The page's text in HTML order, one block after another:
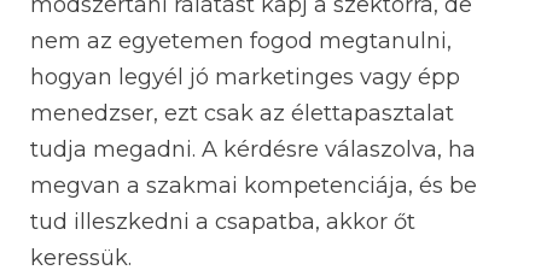
nem az egyetemen fogod megtanulni,
hogyan legyél jó marketinges vagy épp
menedzser, ezt csak az élettapasztalat
tudja megadni. A kérdésre válaszolva, ha
megvan a szakmai kompetenciája, és be
tud illeszkedni a csapatba, akkor őt
keressük.